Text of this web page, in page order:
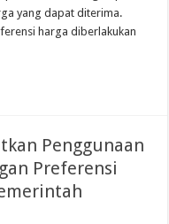
yang dapat diterima.
harga diberlakukan
Penggunaan
Preferensi